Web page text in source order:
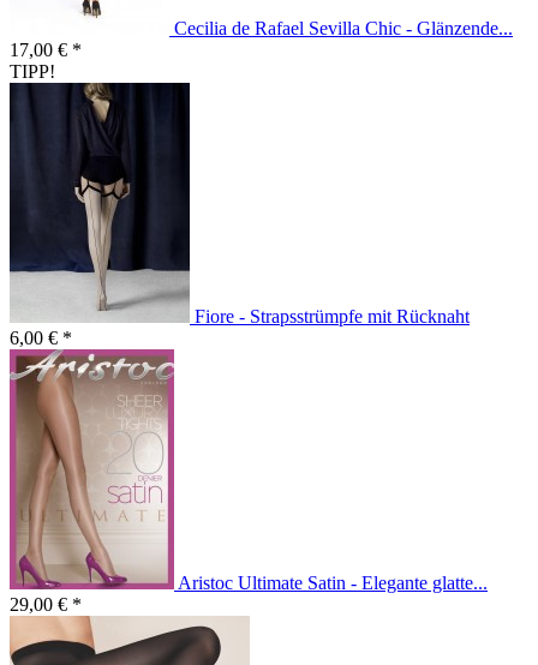
Cecilia de Rafael Sevilla Chic - Glänzende...
17,00 € *
TIPP!
Fiore - Strapsstrümpfe mit Rücknaht
6,00 € *
Aristoc Ultimate Satin - Elegante glatte...
29,00 € *